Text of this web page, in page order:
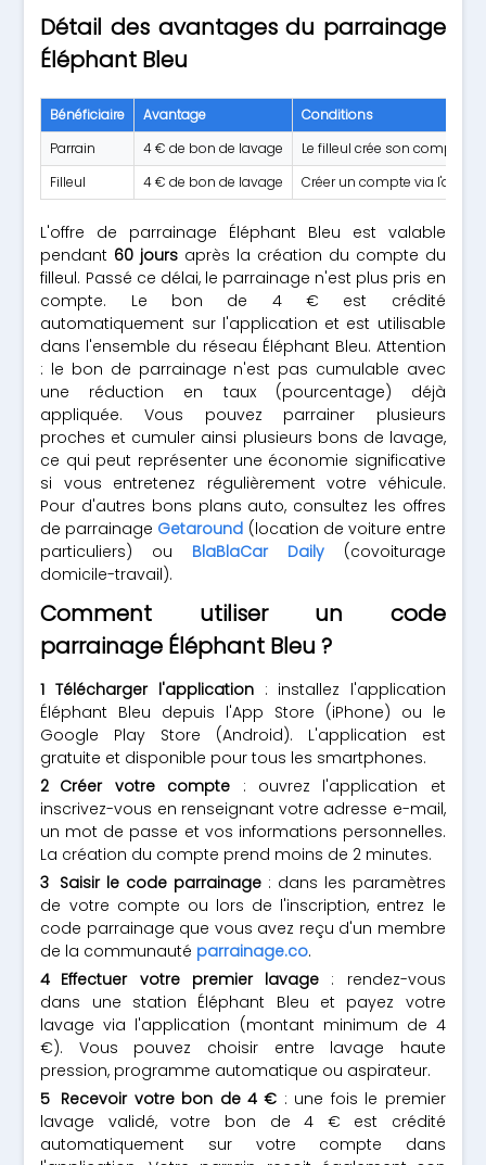
Détail des avantages du parrainage
Éléphant Bleu
Bénéficiaire Avantage
Conditions
Parrain
4 € de bon de lavage
Le filleul crée son compte,
Filleul
4 € de bon de lavage Créer un compte via l'app,
L'offre de parrainage Éléphant Bleu est valable
pendant 60 jours après la création du compte du
filleul. Passé ce délai, le parrainage n'est plus pris en
compte. Le bon de 4 € est crédité
automatiquement sur l'application et est utilisable
dans l'ensemble du réseau Éléphant Bleu. Attention
: le bon de parrainage n'est pas cumulable avec
une réduction en taux (pourcentage) déjà
appliquée. Vous pouvez parrainer plusieurs
proches et cumuler ainsi plusieurs bons de lavage,
ce qui peut représenter une économie significative
si vous entretenez régulièrement votre véhicule.
Pour d'autres bons plans auto, consultez les offres
de parrainage Getaround (location de voiture entre
particuliers) ou BlaBlaCar Daily(covoiturage
domicile-travail).
Comment utiliser un code
parrainage Éléphant Bleu ?
Télécharger l'application: installez l'application
Éléphant Bleu depuis l'App Store (iPhone) ou le
Google Play Store (Android). L'application est
gratuite et disponible pour tous les smartphones.
Créer votre compte : ouvrez l'application et
inscrivez-vous en renseignant votre adresse e-mail,
un mot de passe et vos informations personnelles.
La création du compte prend moins de 2 minutes.
Saisir le code parrainage : dans les paramètres
de votre compte ou lors de l'inscription, entrez le
code parrainage que vous avez reçu d'un membre
de la communauté parrainage.co.
Effectuer votre premier lavage : rendez-vous
dans une station Éléphant Bleu et payez votre
lavage via l'application (montant minimum de 4
€). Vous pouvez choisir entre lavage haute
pression, programme automatique ou aspirateur.
Recevoir votre bon de 4 € : une fois le premier
lavage validé, votre bon de 4 € est crédité
automatiquement sur votre compte dans